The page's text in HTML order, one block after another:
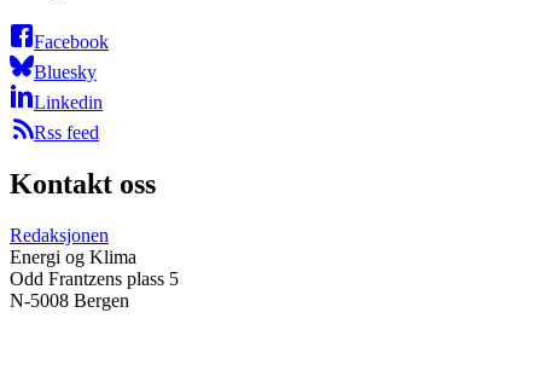
Facebook
Bluesky
Linkedin
Rss feed
Kontakt oss
Redaksjonen
Energi og Klima
Odd Frantzens plass 5
N-5008 Bergen